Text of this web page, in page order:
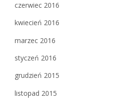
czerwiec 2016
kwiecień 2016
marzec 2016
styczeń 2016
grudzień 2015
listopad 2015